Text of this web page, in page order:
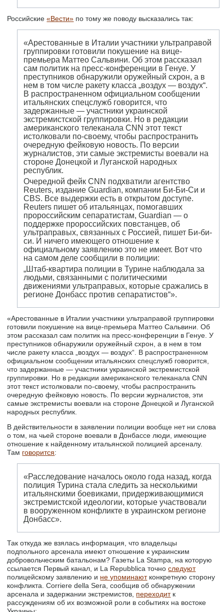
Российские«Вести» по тому же поводу высказались так:
«Арестованные в Италии участники ультраправой
группировки готовили покушение на вице-
премьера Маттео Сальвини. Об этом рассказал
сам политик на пресс-конференции в Генуе. У
преступников обнаружили оружейный схрон, а в
нем в том числе ракету класса „воздух — воздух“.
В распространенном официальном сообщении
итальянских спецслужб говорится, что
задержанные — участники украинской
экстремистской группировки. Но в редакции
американского телеканала CNN этот текст
истолковали по-своему, чтобы распространить
очередную фейковую новость. По версии
журналистов, эти самые экстремисты воевали на
стороне Донецкой и Луганской народных
республик.
Очередной фейк CNN подхватили агентство
Reuters, издание Guardian, компании Би-Би-Си и
CBS. Все выдержки есть в открытом доступе.
Reuters пишет об итальянцах, помогавших
пророссийским сепаратистам, Guardian — о
поддержке пророссийских повстанцев, об
ультраправых, связанных с Россией, пишет Би-би-
си. И ничего имеющего отношение к
официальному заявлению это не имеет. Вот что
на самом деле сообщили в полиции:
„Штаб-квартира полиции в Турине наблюдала за
людьми, связанными с политическими
движениями ультраправых, которые сражались в
регионе Донбасс против сепаратистов“».
«Арестованные в Италии участники ультраправой группировки
готовили покушение на вице-премьера Маттео Сальвини. Об
этом рассказал сам политик на пресс-конференции в Генуе. У
преступников обнаружили оружейный схрон, а в нем в том
числе ракету класса „воздух — воздух“. В распространенном
официальном сообщении итальянских спецслужб говорится,
что задержанные — участники украинской экстремистской
группировки. Но в редакции американского телеканала CNN
этот текст истолковали по-своему, чтобы распространить
очередную фейковую новость. По версии журналистов, эти
самые экстремисты воевали на стороне Донецкой и Луганской
народных республик.
В действительности в заявлении полиции вообще нет ни слова
о том, на чьей стороне воевали в Донбассе люди, имеющие
отношение к найденному итальянской полицией арсеналу.
Там говорится:
«Расследование началось около года назад, когда
полиция Турина стала следить за несколькими
итальянскими боевиками, придерживающимися
экстремистской идеологии, которые участвовали
в вооруженном конфликте в украинском регионе
Донбасс».
Так откуда же взялась информация, что владельцы
подпольного арсенала имеют отношение к украинским
добровольческим батальонам? Газеты La Stampa, на которую
ссылается Первый канал, и La Repubblica точноследуют
полицейскому заявлению и не упоминаютконкретную сторону
конфликта. Corriere della Sera, сообщив об обнаружении
арсенала и задержании экстремистов, переходитк
рассуждениям об их возможной роли в событиях на востоке